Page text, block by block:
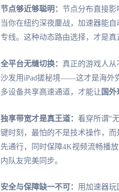
节点够近够聪明： 节点分布直接影
当你在纽约深夜鏖战，加速器能
专线。这种动态路由选择，才是真
全平台无缝切换： 真正的游戏人从
沙发用iPad搓秘境——这才是海外
多设备共享高速通道，才能让 国
独享带宽才是真王道： 看穿所谓"
键时刻，最怕的不是技术操作，
先通行，同时保障4K视频流畅播
内队友完美同步。
安全与保障缺一不可： 用加速器